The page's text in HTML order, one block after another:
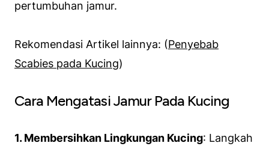
pertumbuhan jamur.
Rekomendasi Artikel lainnya: (Penyebab
Scabies pada Kucing)
Cara Mengatasi Jamur Pada Kucing
1. Membersihkan Lingkungan Kucing: Langkah